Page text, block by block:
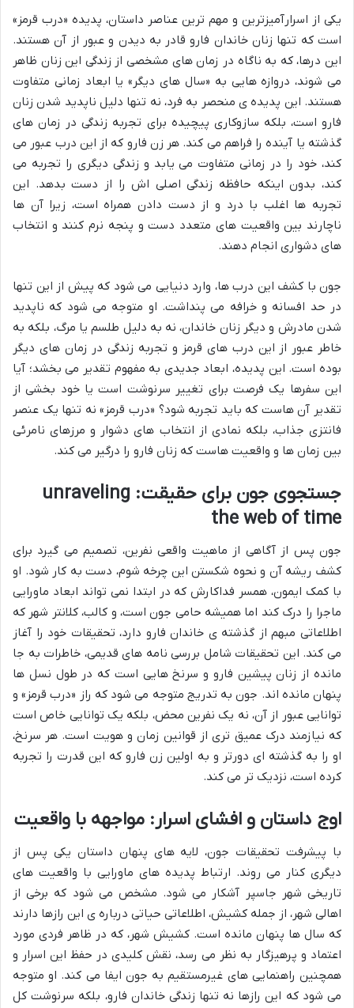
یکی از اسرارآمیزترین و مهم ترین عناصر داستان، پدیده «درب قرمز»
است که تنها زنان خاندان فارو قادر به دیدن و عبور از آن هستند.
این درها، که به ناگاه در زمان های مشخصی از زندگی این زنان ظاهر
می شوند، دروازه هایی به «سال های دیگر» یا ابعاد زمانی متفاوت
هستند. این پدیده ی منحصر به فرد، نه تنها دلیل ناپدید شدن زنان
فارو است، بلکه سازوکاری پیچیده برای تجربه زندگی در زمان های
گذشته یا آینده را فراهم می کند. هر زن فارو که از این درب عبور می
کند، خود را در زمانی متفاوت می یابد و زندگی دیگری را تجربه می
کند، بدون اینکه حافظه زندگی اصلی اش را از دست بدهد. این
تجربه ها اغلب با درد و از دست دادن همراه است، زیرا آن ها
ناچارند بین واقعیت های متعدد دست و پنجه نرم کنند و انتخاب
های دشواری انجام دهند.
جون با کشف این درب ها، وارد دنیایی می شود که پیش از این تنها
در حد افسانه و خرافه می پنداشت. او متوجه می شود که ناپدید
شدن مادرش و دیگر زنان خاندان، نه به دلیل طلسم یا مرگ، بلکه به
خاطر عبور از این درب های قرمز و تجربه زندگی در زمان های دیگر
بوده است. این پدیده، ابعاد جدیدی به مفهوم تقدیر می بخشد؛ آیا
این سفرها یک فرصت برای تغییر سرنوشت است یا خود بخشی از
تقدیر آن هاست که باید تجربه شود؟ «درب قرمز» نه تنها یک عنصر
فانتزی جذاب، بلکه نمادی از انتخاب های دشوار و مرزهای نامرئی
بین زمان ها و واقعیت هاست که زنان فارو را درگیر می کند.
جستجوی جون برای حقیقت: unraveling
the web of time
جون پس از آگاهی از ماهیت واقعی نفرین، تصمیم می گیرد برای
کشف ریشه آن و نحوه شکستن این چرخه شوم، دست به کار شود. او
با کمک ایمون، همسر فداکارش که در ابتدا نمی تواند ابعاد ماورایی
ماجرا را درک کند اما همیشه حامی جون است، و کالب، کلانتر شهر که
اطلاعاتی مبهم از گذشته ی خاندان فارو دارد، تحقیقات خود را آغاز
می کند. این تحقیقات شامل بررسی نامه های قدیمی، خاطرات به جا
مانده از زنان پیشین فارو و سرنخ هایی است که در طول نسل ها
پنهان مانده اند. جون به تدریج متوجه می شود که راز «درب قرمز» و
توانایی عبور از آن، نه یک نفرین محض، بلکه یک توانایی خاص است
که نیازمند درک عمیق تری از قوانین زمان و هویت است. هر سرنخ،
او را به گذشته ای دورتر و به اولین زن فارو که این قدرت را تجربه
کرده است، نزدیک تر می کند.
اوج داستان و افشای اسرار: مواجهه با واقعیت
با پیشرفت تحقیقات جون، لایه های پنهان داستان یکی پس از
دیگری کنار می روند. ارتباط پدیده های ماورایی با واقعیت های
تاریخی شهر جاسپر آشکار می شود. مشخص می شود که برخی از
اهالی شهر، از جمله کشیش، اطلاعاتی حیاتی درباره ی این رازها دارند
که سال ها پنهان مانده است. کشیش شهر، که در ظاهر فردی مورد
اعتماد و پرهیزگار به نظر می رسد، نقش کلیدی در حفظ این اسرار و
همچنین راهنمایی های غیرمستقیم به جون ایفا می کند. او متوجه
می شود که این رازها نه تنها زندگی خاندان فارو، بلکه سرنوشت کل